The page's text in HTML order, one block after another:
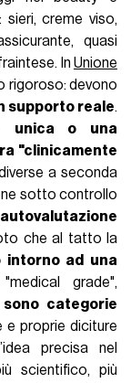
sieri, creme viso,
quasi
In Unione
rigoroso: devono
supporto reale.
unica o una
"clinicamente
a seconda
sotto controllo
autovalutazione
che al tatto la
ad una
grade",
sono categorie
e proprie diciture
precisa nel
scientifico, più